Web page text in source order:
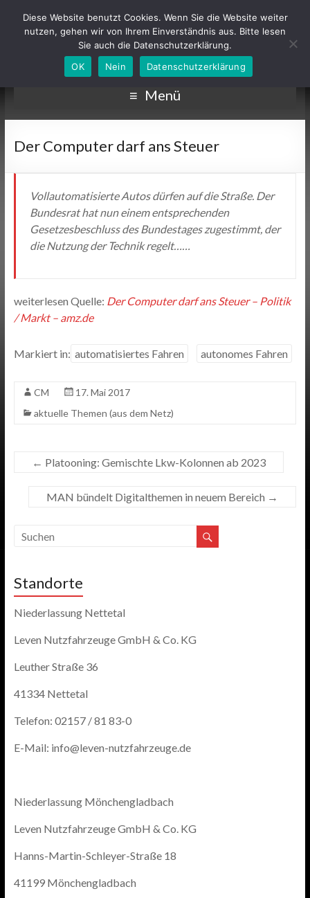
Menü
Der Computer darf ans Steuer
Vollautomatisierte Autos dürfen auf die Straße. Der
Bundesrat hat nun einem entsprechenden
Gesetzesbeschluss des Bundestages zugestimmt, der
die Nutzung der Technik regelt……
weiterlesen Quelle: Der Computer darf ans Steuer – Politik
/ Markt – amz.de
Markiert in: automatisiertes Fahren autonomes Fahren
CM
17. Mai 2017
aktuelle Themen (aus dem Netz)
← Platooning: Gemischte Lkw-Kolonnen ab 2023
MAN bündelt Digitalthemen in neuem Bereich →
Standorte
Niederlassung Nettetal
Leven Nutzfahrzeuge GmbH & Co. KG
Leuther Straße 36
41334 Nettetal
Telefon: 02157 / 81 83-0
E-Mail: info@leven-nutzfahrzeuge.de
Niederlassung Mönchengladbach
Leven Nutzfahrzeuge GmbH & Co. KG
Hanns-Martin-Schleyer-Straße 18
41199 Mönchengladbach
Diese Website benutzt Cookies. Wenn Sie die Website weiter
nutzen, gehen wir von Ihrem Einverständnis aus. Bitte lesen
Sie auch die Datenschutzerklärung.
OK
Nein Datenschutzerklärung